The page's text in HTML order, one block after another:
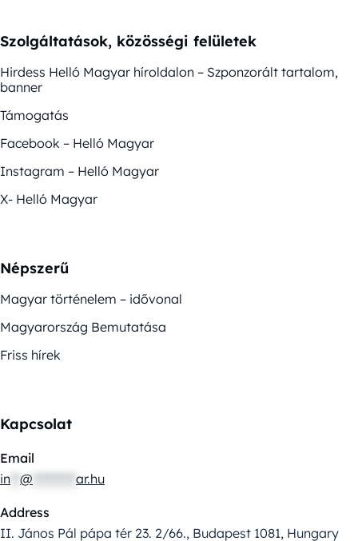
Szolgáltatások, közösségi felületek
Hirdess Helló Magyar híroldalon – Szponzorált tartalom,
banner
Támogatás
Facebook – Helló Magyar
Instagram – Helló Magyar
X- Helló Magyar
Népszerű
Magyar történelem – idővonal
Magyarország Bemutatása
Friss hírek
Kapcsolat
Email
in @ ar.hu
Address
II. János Pál pápa tér 23. 2/66., Budapest 1081, Hungary